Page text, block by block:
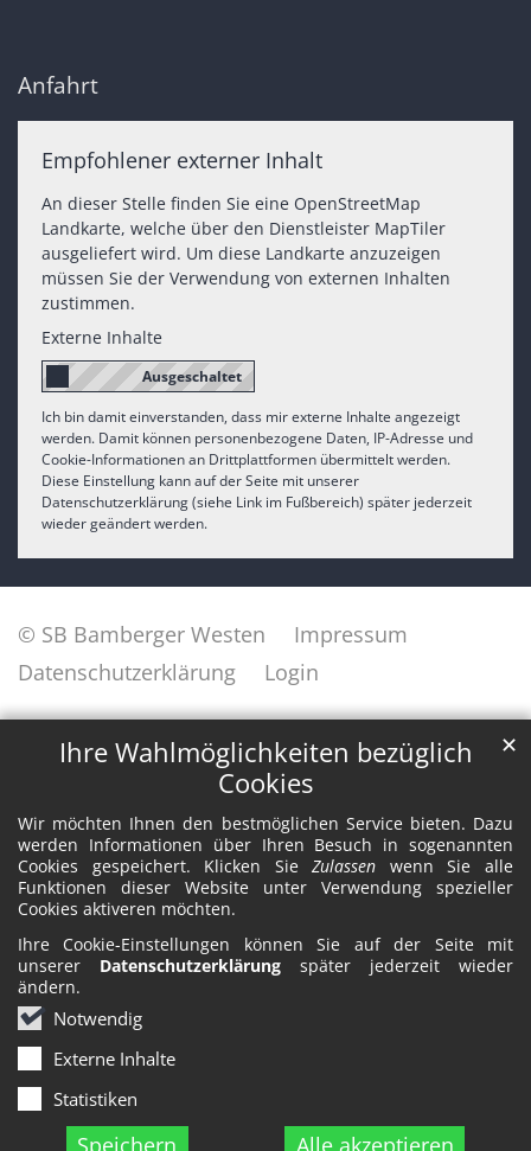
Ihre Wahlmöglichkeiten bezüglich
Cookies
Wir möchten Ihnen den bestmöglichen Service bieten. Dazu
werden Informationen über Ihren Besuch in sogenannten
Cookies gespeichert. Klicken SieZulassen wenn Sie alle
Funktionen dieser Website unter Verwendung spezieller
Cookies aktiveren möchten.
Ihre Cookie-Einstellungen können Sie auf der Seite mit
unserer Datenschutzerklärung später jederzeit wieder
ändern.
Notwendig
Externe Inhalte
Statistiken
Speichern Alle akzeptieren
✕
Anfahrt
Empfohlener externer Inhalt
An dieser Stelle finden Sie eine OpenStreetMap
Landkarte, welche über den Dienstleister MapTiler
ausgeliefert wird. Um diese Landkarte anzuzeigen
müssen Sie der Verwendung von externen Inhalten
zustimmen.
Externe Inhalte
Ich bin damit einverstanden, dass mir externe Inhalte angezeigt
werden. Damit können personenbezogene Daten, IP-Adresse und
Cookie-Informationen an Drittplattformen übermittelt werden.
Diese Einstellung kann auf der Seite mit unserer
Datenschutzerklärung (siehe Link im Fußbereich) später jederzeit
wieder geändert werden.
© SB Bamberger Westen
Impressum
Datenschutzerklärung
Login